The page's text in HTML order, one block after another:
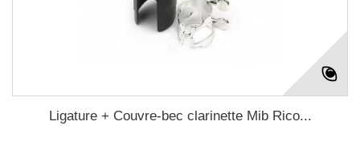
Ligature + Couvre-bec clarinette Mib Rico...